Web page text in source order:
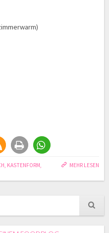
MEHR LESEN
, KASTENFORM,